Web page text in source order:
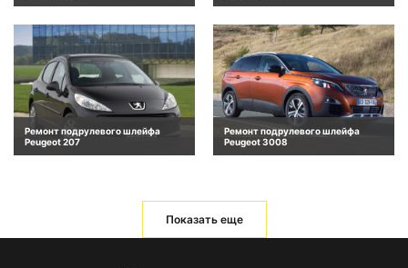
Ремонт подрулевого шлейфа
Peugeot 207
Ремонт подрулевого шлейфа
Peugeot 3008
Показать еще